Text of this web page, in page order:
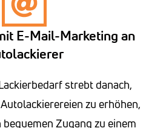
E-Mail-Marketing an
strebt danach,
zu erhöhen,
Zugang zu einem